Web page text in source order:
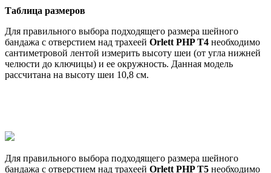
Таблица размеров
Для правильного выбора подходящего размера шейного
бандажа с отверстием над трахеей Orlett PHP T4 необходимо
сантиметровой лентой измерить высоту шеи (от угла нижней
челюсти до ключицы) и ее окружность. Данная модель
рассчитана на высоту шеи 10,8 см.
Для правильного выбора подходящего размера шейного
бандажа с отверстием над трахеей Orlett PHP T5 необходимо